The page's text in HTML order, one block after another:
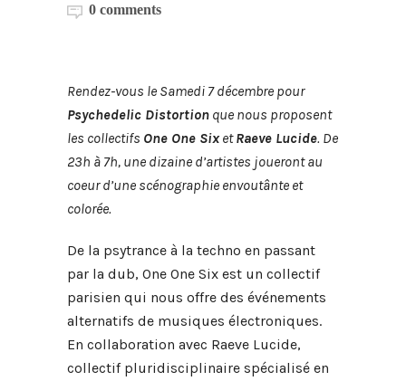
0 comments
Rendez-vous le Samedi 7 décembre pour
Psychedelic Distortion que nous proposent
les collectifs One One SixetRaeve Lucide. De
23h à 7h, une dizaine d’artistes jouerontau
coeur d’une scénographie envoutânte et
colorée.
De la psytrance à la techno en passant
par la dub, One One Six est un collectif
parisien qui nous offre des événements
alternatifs de musiques électroniques.
En collaboration avec Raeve Lucide,
collectif pluridisciplinaire spécialisé en